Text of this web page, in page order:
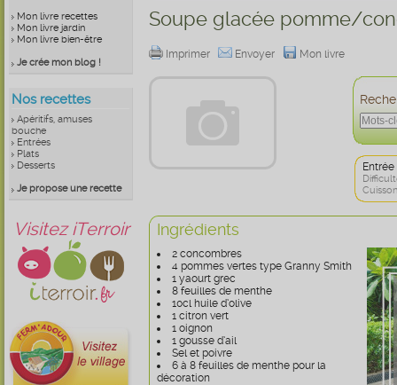
Mon livre recettes
Mon livre jardin
Mon livre bien-être
Je crée mon blog !
Nos recettes
Apéritifs, amuses
bouche
Entrées
Plats
Desserts
Je propose une recette
Visitez iTerroir
Soupe glacée pomme/
Imprimer Envoyer Mon livre
Entrée
Ingrédients
2 concombres
4 pommes vertes type Granny Smith
1 yaourt grec
8 feuilles de menthe
10cl huile d’olive
1 citron vert
1 oignon
1 gousse d’ail
Sel et poivre
6 à 8 feuilles de menthe pour la
décoration